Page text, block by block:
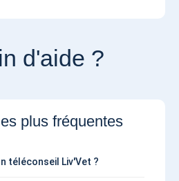
d'aide ?
plus fréquentes
téléconseil Liv'Vet ?